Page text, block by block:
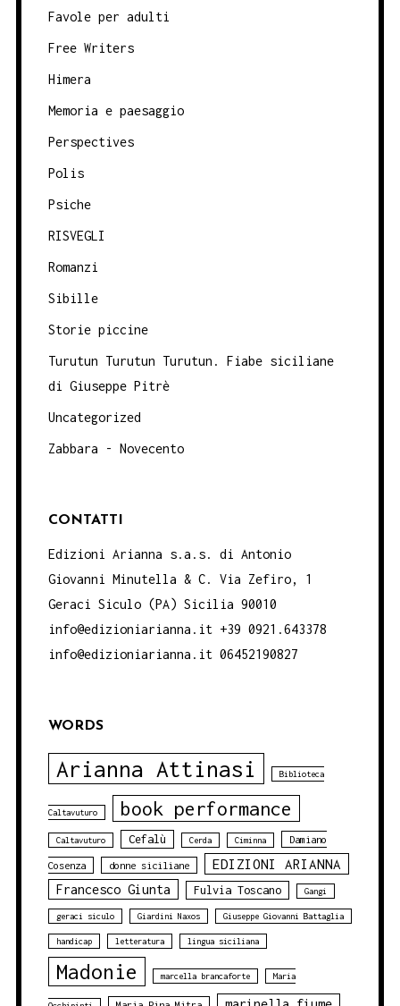
Favole per adulti
Free Writers
Himera
Memoria e paesaggio
Perspectives
Polis
Psiche
RISVEGLI
Romanzi
Sibille
Storie piccine
Turutun Turutun Turutun. Fiabe siciliane
di Giuseppe Pitrè
Uncategorized
Zabbara - Novecento
CONTATTI
Edizioni Arianna s.a.s. di Antonio
Giovanni Minutella & C. Via Zefiro, 1
Geraci Siculo (PA) Sicilia 90010
info@edizioniarianna.it +39 0921.643378
info@edizioniarianna.it 06452190827
WORDS
Arianna Attinasi Biblioteca
Caltavuturo book performance
Caltavuturo Cefalù Cerda Ciminna Damiano
Cosenza donne siciliane EDIZIONI ARIANNA
Francesco Giunta Fulvia Toscano Gangi
geraci siculo Giardini Naxos Giuseppe Giovanni Battaglia
handicap letteratura lingua siciliana
Madonie marcella brancaforte Maria